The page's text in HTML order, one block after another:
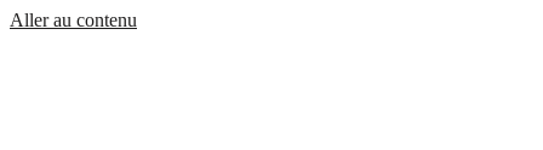
Aller au contenu